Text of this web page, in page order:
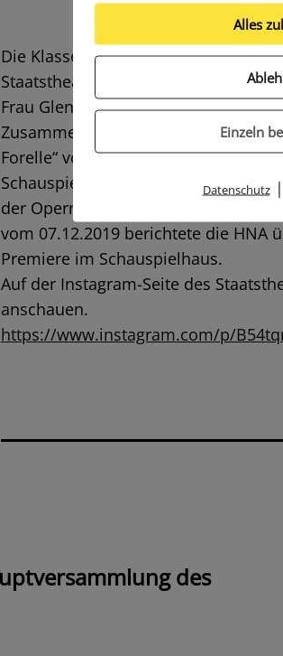
Die Klasse 2a und 2b sind
Staatstheater Kassel. Initiiert wurde
Frau Glennon und Herr Pape.
Zusammenarbeit mit der
Forelle“ von Franz Schubert
Schauspielhaus auf. Unterstützt
der Opernsängerin Lona Culmer-
vom 07.12.2019 berichtete die HNA
Premiere im Schauspielhaus.
Auf der Instagram-Seite des
anschauen.
https://www.instagram.com/p/
des
Alles
Einzeln
Datenschutz|